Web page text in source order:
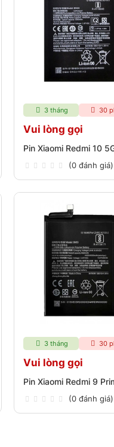
3 tháng 30
Vui lòng gọi
Pin Xiaomi Redmi 10
(0 đánh giá)
3 tháng 30
Vui lòng gọi
Pin Xiaomi Redmi 9
(0 đánh giá)